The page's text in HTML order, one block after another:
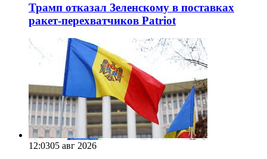
Трамп отказал Зеленскому в поставках
ракет-перехватчиков Patriot
12:0305 авг 2026